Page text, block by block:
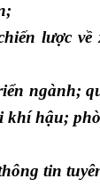
lược
ngành;
hậu;
tin